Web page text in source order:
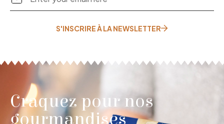
S'INSCRIRE À LA NEWSLETTER
Craquez pour nos
gourmandises